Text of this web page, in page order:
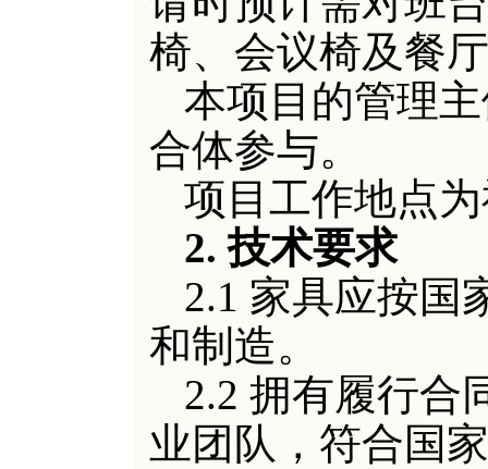
椅、会议椅及餐
本项目的管理
合体参与。
项目工作地点
2.技术要求
2.1 家具应按国
和制造。
2.2 拥有履行合
业团队，符合国